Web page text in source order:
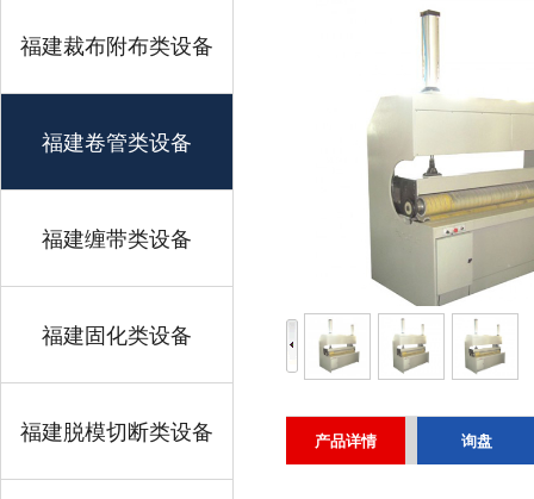
福建裁布附布类设备
福建卷管类设备
福建缠带类设备
福建固化类设备
福建脱模切断类设备 产品详情 询盘